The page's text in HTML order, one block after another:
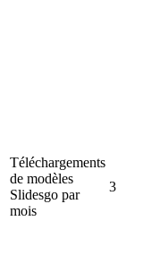
Téléchargements
de modèles
Slidesgo par
mois
3